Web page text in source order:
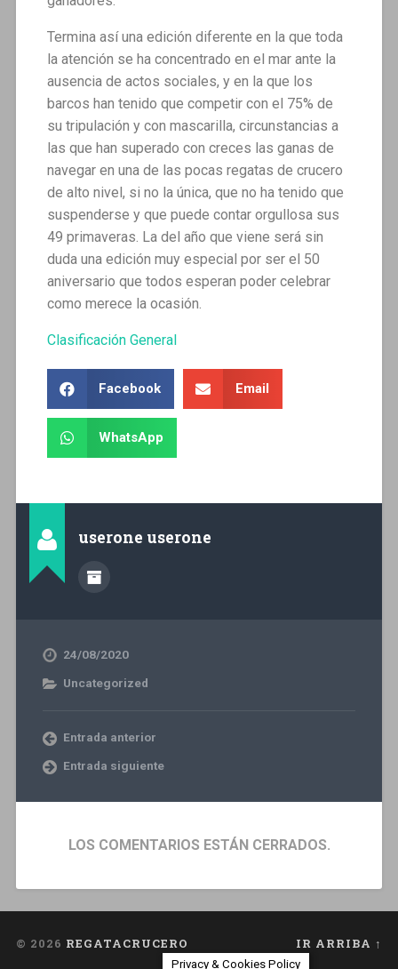
Termina así una edición diferente en la que toda
la atención se ha concentrado en el mar ante la
ausencia de actos sociales, y en la que los
barcos han tenido que competir con el 75% de
su tripulación y con mascarilla, circunstancias a
las que han superado con creces las ganas de
navegar en una de las pocas regatas de crucero
de alto nivel, si no la única, que no ha tenido que
suspenderse y que puede contar orgullosa sus
49 primaveras. La del año que viene será sin
duda una edición muy especial por ser el 50
aniversario que todos esperan poder celebrar
como merece la ocasión.
Clasificación General
Facebook Email
WhatsApp
userone userone
24/08/2020
Uncategorized
Entrada anterior
Entrada siguiente
LOS COMENTARIOS ESTÁN CERRADOS.
© 2026 REGATACRUCERO IR ARRIBA ↑
Privacy & Cookies Policy